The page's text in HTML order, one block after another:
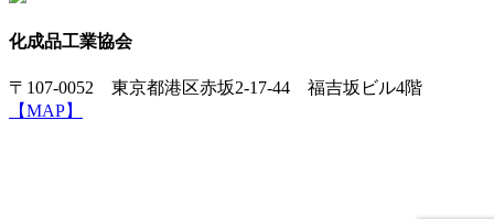
化成品工業協会
〒107-0052 東京都港区赤坂2-17-44 福吉坂ビル4階
【MAP】